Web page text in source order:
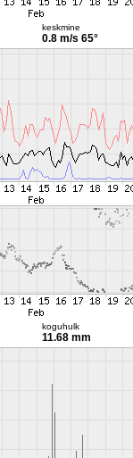
keskmine
0.8 m/s 65°
koguhulk
11.68 mm